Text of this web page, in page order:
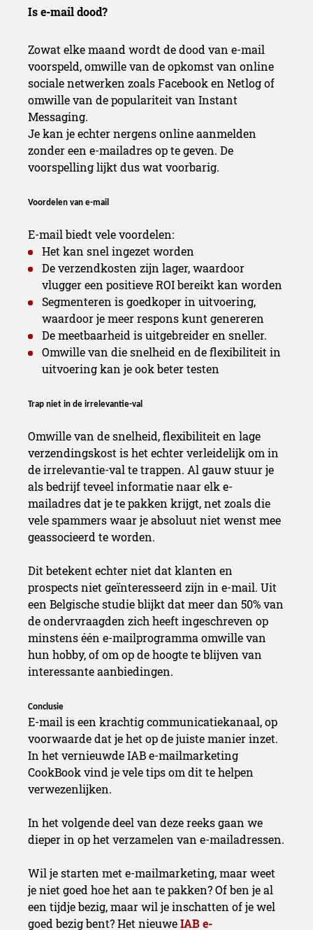
Is e-mail dood?
Zowat elke maand wordt de dood van e-mail
voorspeld, omwille van de opkomst van online
sociale netwerken zoals Facebook en Netlog of
omwille van de populariteit van Instant
Messaging.
Je kan je echter nergens online aanmelden
zonder een e-mailadres op te geven. De
voorspelling lijkt dus wat voorbarig.
Voordelen van e-mail
E-mail biedt vele voordelen:
Het kan snel ingezet worden
De verzendkosten zijn lager, waardoor
vlugger een positieve ROI bereikt kan worden
Segmenteren is goedkoper in uitvoering,
waardoor je meer respons kunt genereren
De meetbaarheid is uitgebreider en sneller.
Omwille van die snelheid en de flexibiliteit in
uitvoering kan je ook beter testen
Trap niet in de irrelevantie-val
Omwille van de snelheid, flexibiliteit en lage
verzendingskost is het echter verleidelijk om in
de irrelevantie-val te trappen. Al gauw stuur je
als bedrijf teveel informatie naar elk e-
mailadres dat je te pakken krijgt, net zoals die
vele spammers waar je absoluut niet wenst mee
geassocieerd te worden.
Dit betekent echter niet dat klanten en
prospects niet geïnteresseerd zijn in e-mail. Uit
een Belgische studie blijkt dat meer dan 50% van
de ondervraagden zich heeft ingeschreven op
minstens één e-mailprogramma omwille van
hun hobby, of om op de hoogte te blijven van
interessante aanbiedingen.
Conclusie
E-mail is een krachtig communicatiekanaal, op
voorwaarde dat je het op de juiste manier inzet.
In het vernieuwde IAB e-mailmarketing
CookBook vind je vele tips om dit te helpen
verwezenlijken.
In het volgende deel van deze reeks gaan we
dieper in op het verzamelen van e-mailadressen.
Wil je starten met e-mailmarketing, maar weet
je niet goed hoe het aan te pakken? Of ben je al
een tijdje bezig, maar wil je inschatten of je wel
goed bezig bent? Het nieuweIAB e-